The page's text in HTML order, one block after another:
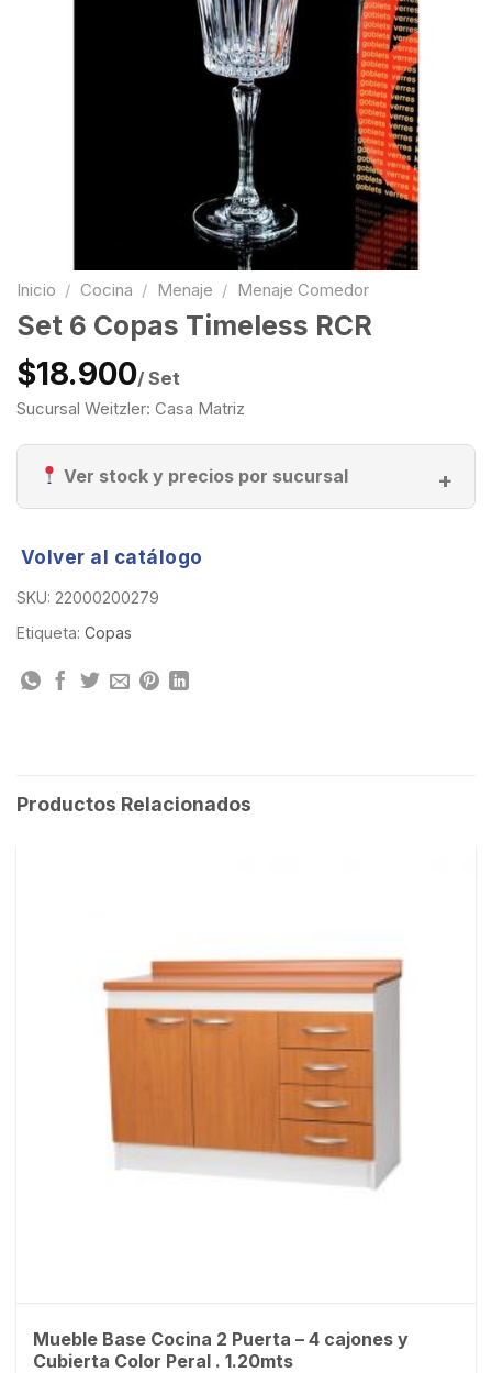
Inicio / Cocina / Menaje / Menaje Comedor
Set 6 Copas Timeless RCR
$18.900/ Set
Sucursal Weitzler: Casa Matriz
Ver stock y precios por sucursal
Volver al catálogo
SKU: 22000200279
Etiqueta: Copas
Productos Relacionados
Mueble Base Cocina 2 Puerta – 4 cajones y
Cubierta Color Peral . 1.20mts